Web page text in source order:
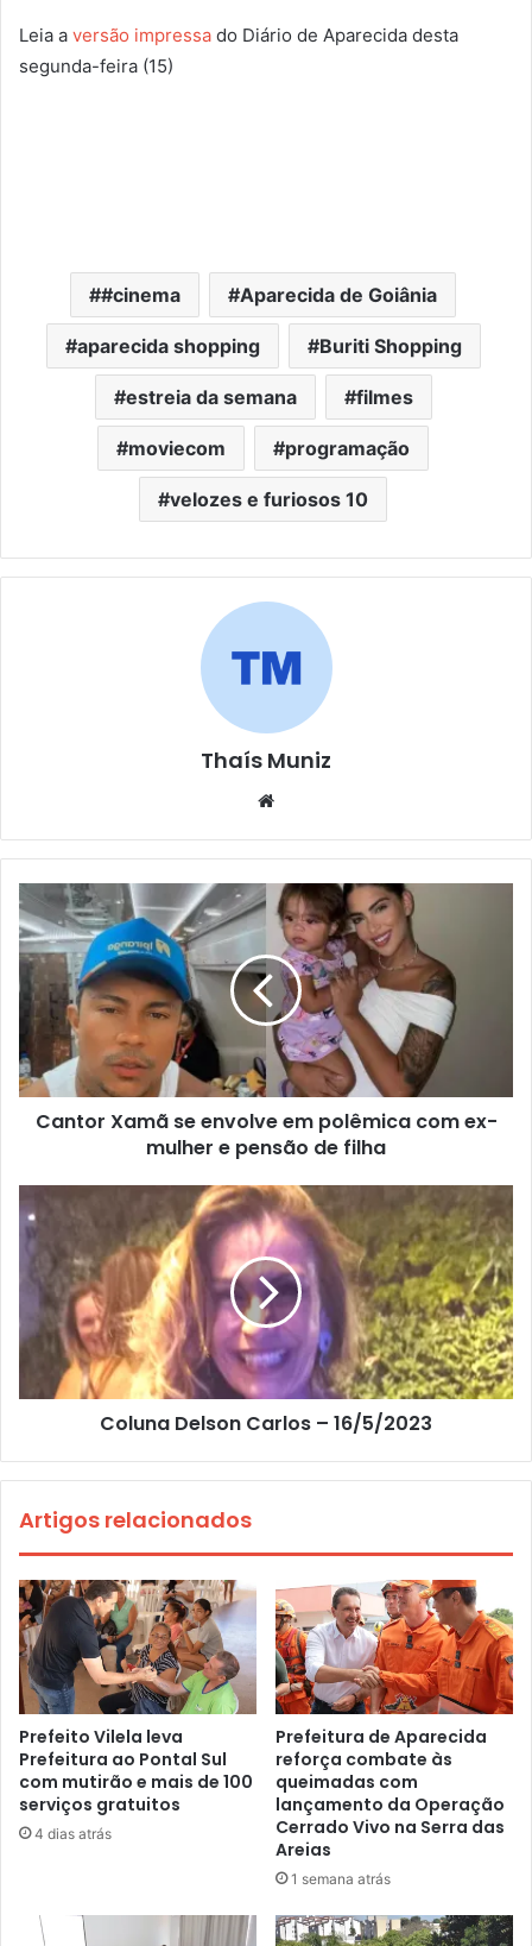
Leia a versão impressa do Diário de Aparecida desta
segunda-feira (15)
#cinema Aparecida de Goiânia
aparecida shopping Buriti Shopping
estreia da semana filmes
moviecom programação
velozes e furiosos 10
Thaís Muniz
Cantor Xamã se envolve em polêmica com ex-
mulher e pensão de filha
Coluna Delson Carlos – 16/5/2023
Artigos relacionados
Prefeito Vilela leva
Prefeitura ao Pontal Sul
com mutirão e mais de 100
serviços gratuitos
4 dias atrás
Prefeitura de Aparecida
reforça combate às
queimadas com
lançamento da Operação
Cerrado Vivo na Serra das
Areias
1 semana atrás